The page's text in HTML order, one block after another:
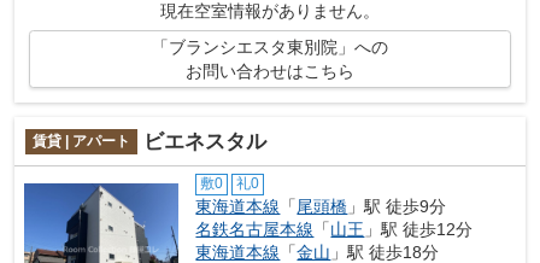
現在空室情報がありません。
「ブランシエスタ東別院」への
お問い合わせはこちら
賃貸 | アパート ビエネスタル
敷0 礼0
東海道本線 「尾頭橋 」駅 徒歩9分
名鉄名古屋本線 「山王 」駅 徒歩12分
東海道本線 「金山 」駅 徒歩18分